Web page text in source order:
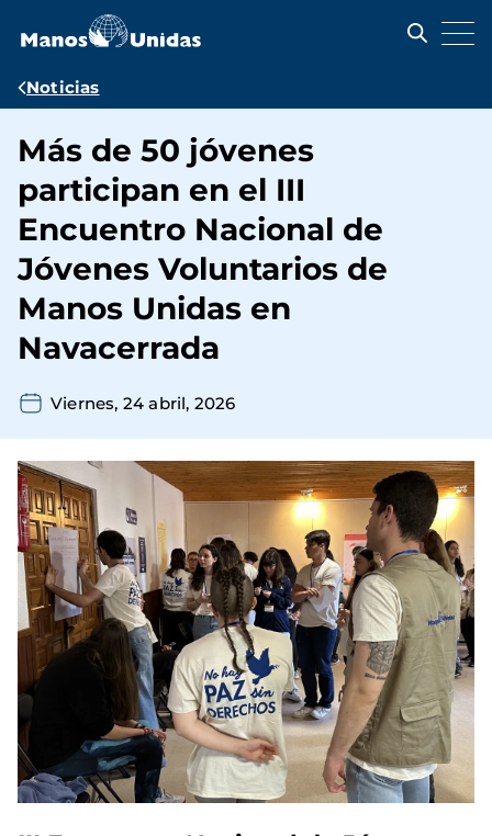
contenido
Ruta
navegación
Noticias
Más de 50 jóvenes
participan en el III
Encuentro Nacional de
Jóvenes Voluntarios de
Manos Unidas en
Navacerrada
Viernes, 24 abril, 2026